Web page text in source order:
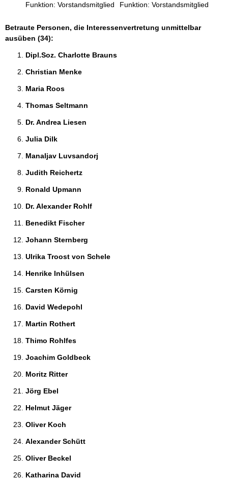
Funktion: Vorstandsmitglied
Funktion: Vorstandsmitglied
Betraute Personen, die Interessenvertretung unmittelbar
ausüben (34):
Dipl.Soz. Charlotte Brauns
Christian Menke
Maria Roos
Thomas Seltmann
Dr. Andrea Liesen
Julia Dilk
Manaljav Luvsandorj
Judith Reichertz
Ronald Upmann
Dr. Alexander Rohlf
Benedikt Fischer
Johann Sternberg
Ulrika Troost von Schele
Henrike Inhülsen
Carsten Körnig
David Wedepohl
Martin Rothert
Thimo Rohlfes
Joachim Goldbeck
Moritz Ritter
Jörg Ebel
Helmut Jäger
Oliver Koch
Alexander Schütt
Oliver Beckel
Katharina David